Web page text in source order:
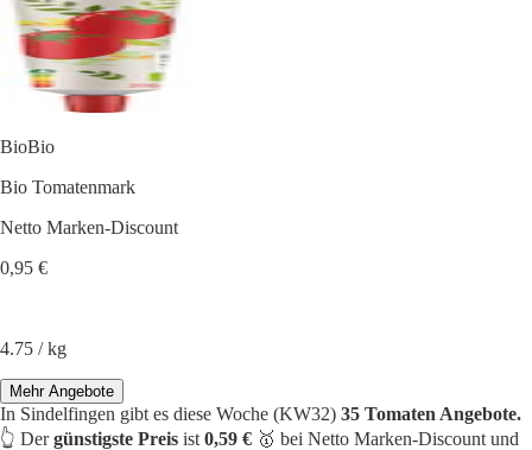
BioBio
Bio Tomatenmark
Netto Marken-Discount
0,95 €
4.75 / kg
Mehr Angebote
In Sindelfingen gibt es diese Woche (KW32) 35 Tomaten Angebote.
👆 Dergünstigste Preis ist 0,59 € 🥇 bei Netto Marken-Discount und